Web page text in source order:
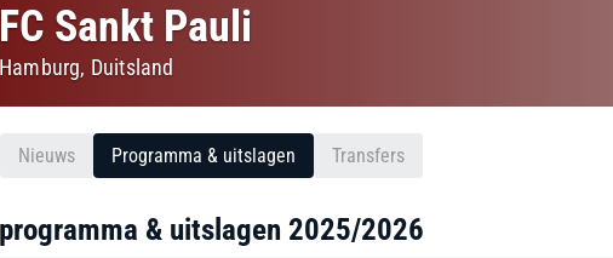
FC Sankt Pauli
Hamburg, Duitsland
Nieuws Programma & uitslagen Transfers
& uitslagen 2025/2026